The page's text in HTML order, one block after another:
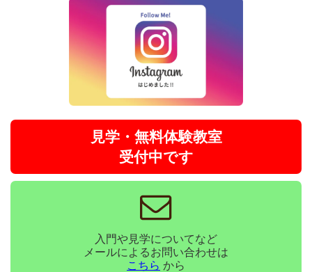
見学・無料体験教室
受付中です
入門や見学についてなど
メールによるお問い合わせは
こちら から